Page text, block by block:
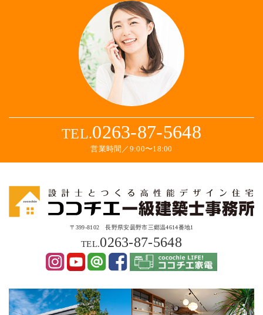
TEL.0263-87-5648
営業時間／9:00〜18:00
〒399-8102 長野県安曇野市三郷温4614番地1
TEL.0263-87-5648